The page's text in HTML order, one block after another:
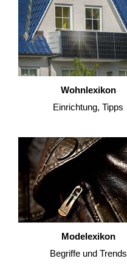
Wohnlexikon
Einrichtung, Tipps
Modelexikon
Begriffe und Trends